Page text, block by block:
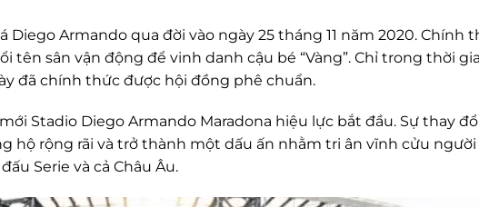
Diego Armando qua đời vào ngày 25 tháng 11 năm 2020. Chính
tên sân vận động để vinh danh cậu bé “Vàng”. Chỉ trong thời
đã chính thức được hội đồng phê chuẩn.
Stadio Diego Armando Maradona hiệu lực bắt đầu. Sự thay
hộ rộng rãi và trở thành một dấu ấn nhằm tri ân vĩnh cửu người
Serie và cả Châu Âu.